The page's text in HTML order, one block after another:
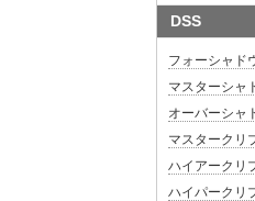
DSS
フォーシャド
マスターシャ
オーバーシャ
マスタークリ
ハイアークリ
ハイパークリ